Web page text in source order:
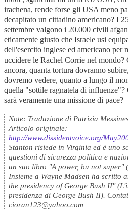
Note: Traduzione di Patrizia
Articolo originale:
http://www.dissidentvoice.org/
Stanton risiede in Virginia ed è uno
questioni di sicurezza politica e
un suo libro "A power, bu not super"
Insieme a Wayne Madsen ha scritto
the presidency of George Bush II"
presidenza di George Bush II).
cioran123@yahoo.com